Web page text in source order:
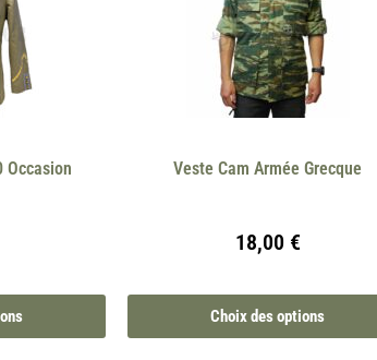
Occasion Veste Cam Armée Grecque
18,00 €
Choix des options